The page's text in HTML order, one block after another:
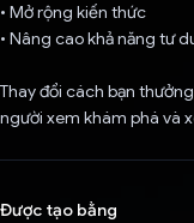
• Mở rộng kiến thức
• Nâng cao khả năng tư
Thay đổi cách bạn
người xem khám phá và
Được tạo bằng